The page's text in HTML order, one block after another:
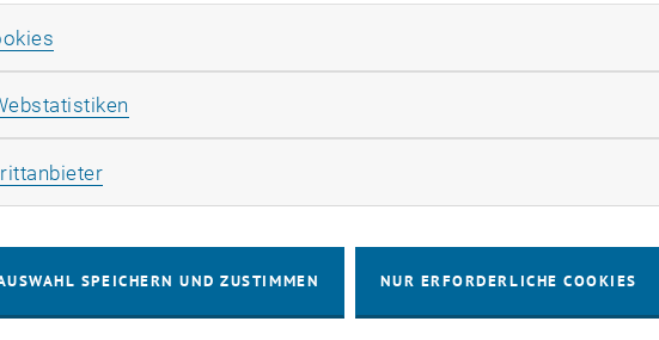
Marketing Cookies zulassen
SPEICHERN UND ZUSTIMMEN NUR ERFORDERLICHE COOKIES